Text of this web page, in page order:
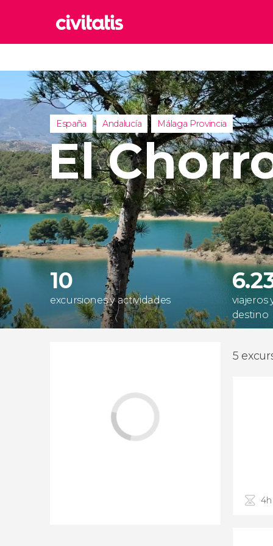
Italia
Reino
Reino
Turquía
España Andalucía Málaga Provincia
El
10
excursiones y actividades
viajeros
destino
5